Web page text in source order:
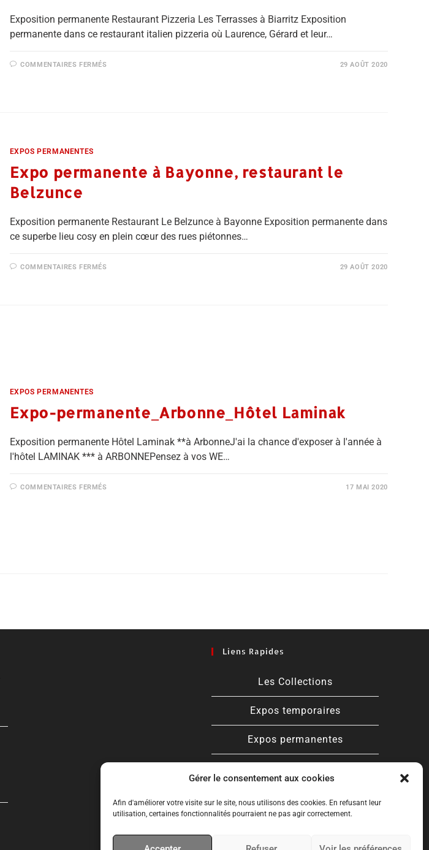
Gérer le consentement aux cookies
Afin d'améliorer votre visite sur le site, nous utilisons des cookies. En refusant leur
utilisation, certaines fonctionnalités pourraient ne pas agir correctement.
Exposition permanente Restaurant Pizzeria Les Terrasses à Biarritz Exposition
permanente dans ce restaurant italien pizzeria où Laurence, Gérard et leur…
COMMENTAIRES FERMÉS 29 AOÛT 2020
EXPOS PERMANENTES
Expo permanente à Bayonne, restaurant le
Belzunce
Exposition permanente Restaurant Le Belzunce à Bayonne Exposition permanente dans
ce superbe lieu cosy en plein cœur des rues piétonnes…
COMMENTAIRES FERMÉS 29 AOÛT 2020
EXPOS PERMANENTES
Expo-permanente_Arbonne_Hôtel Laminak
Exposition permanente Hôtel Laminak **à ArbonneJ'ai la chance d'exposer à l'année à
l'hôtel LAMINAK *** à ARBONNEPensez à vos WE…
COMMENTAIRES FERMÉS 17 MAI 2020
Liens Rapides
Les Collections
Expos temporaires
Expos permanentes
CPT